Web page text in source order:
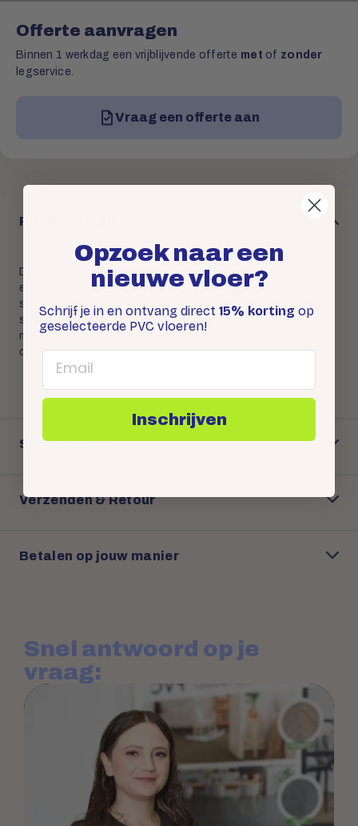
Offerte aanvragen
Binnen 1 werkdag een vrijblijvende offerte met of zonder
legservice.
Vraag een offerte aan
Productdetails
De Robusto click SRC is te herkennen aan zijn extra brede
en lange planken. De vloer heeft een natuurgetrouwe
structuur die exact de houtprint volgt en daarnaast een
subtiele V-groef. Deze vloer is afgewerkt met een extra
matte toplaag en heeft een 10dB geluiddempende
onderlaag SRC.
Specificaties
Verzenden & Retour
Betalen op jouw manier
Snel antwoord op je
vraag:
Opzoek naar een
nieuwe vloer?
Schrijf je in en ontvang direct 15% korting op
geselecteerde PVC vloeren!
Email
Inschrijven